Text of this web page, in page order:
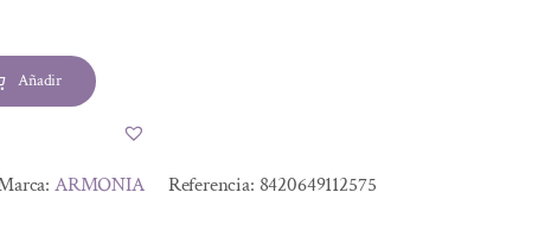
Añadir
ARMONIA Referencia: 8420649112575